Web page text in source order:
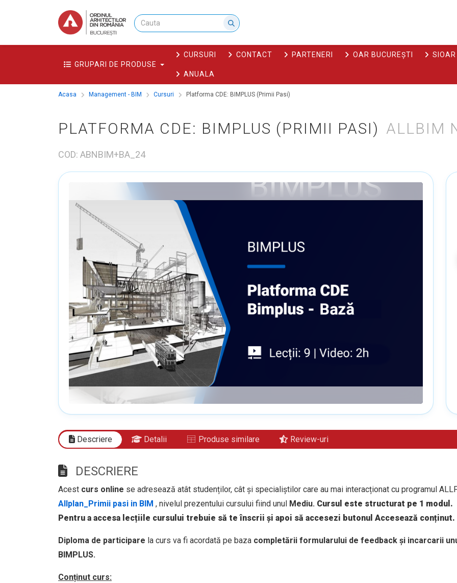
GRUPARI DE PRODUSE
CURSURI CONTACT PARTENERI OAR BUCUREȘTI SIOAR
ANUALA
Acasa Management - BIM Cursuri Platforma CDE: BIMPLUS (Primii Pasi)
PLATFORMA CDE: BIMPLUS (PRIMII PASI) ALLBIM
COD: ABNBIM+BA_24
Descriere Detalii Produse similare Review-uri
DESCRIERE
Acest curs online se adresează atât studenților, cât și specialiștilor care au mai interacționat cu programul
Allplan_Primii pasi in BIM , nivelul prezentului cursului fiind unul Mediu. Cursul este structurat pe 1 modul.
Pentru a accesa lecțiile cursului trebuie să te înscrii și apoi să accesezi butonul Accesează conținut.
Diploma de participare la curs va fi acordată pe baza completării formularului de feedback și incarcarii
BIMPLUS.
Conținut curs: